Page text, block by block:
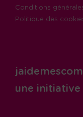
Conditions
Politique des
une initiative